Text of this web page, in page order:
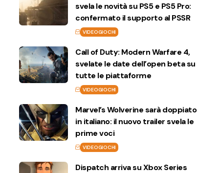
svela le novità su PS5 e PS5 Pro:
confermato il supporto al PSSR
VIDEOGIOCHI
Call of Duty: Modern Warfare 4,
svelate le date dell’open beta su
tutte le piattaforme
VIDEOGIOCHI
Marvel’s Wolverine sarà doppiato
in italiano: il nuovo trailer svela le
prime voci
VIDEOGIOCHI
Dispatch arriva su Xbox Series